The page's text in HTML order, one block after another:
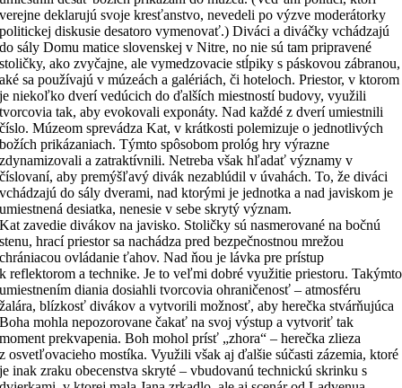
verejne deklarujú svoje kresťanstvo, nevedeli po výzve moderátorky
politickej diskusie desatoro vymenovať.) Diváci a diváčky vchádzajú
do sály Domu matice slovenskej v Nitre, no nie sú tam pripravené
stoličky, ako zvyčajne, ale vymedzovacie stĺpiky s páskovou zábranou,
aké sa používajú v múzeách a galériách, či hoteloch. Priestor, v ktorom
je niekoľko dverí vedúcich do ďalších miestností budovy, využili
tvorcovia tak, aby evokovali exponáty. Nad každé z dverí umiestnili
číslo. Múzeom sprevádza Kat, v krátkosti polemizuje o jednotlivých
božích prikázaniach. Týmto spôsobom prológ hry výrazne
zdynamizovali a zatraktívnili. Netreba však hľadať významy v
číslovaní, aby premýšľavý divák nezablúdil v úvahách. To, že diváci
vchádzajú do sály dverami, nad ktorými je jednotka a nad javiskom je
umiestnená desiatka, nenesie v sebe skrytý význam.
Kat zavedie divákov na javisko. Stoličky sú nasmerované na bočnú
stenu, hrací priestor sa nachádza pred bezpečnostnou mrežou
chrániacou ovládanie ťahov. Nad ňou je lávka pre prístup
k reflektorom a technike. Je to veľmi dobré využitie priestoru. Takýmto
umiestnením diania dosiahli tvorcovia ohraničenosť – atmosféru
žalára, blízkosť divákov a vytvorili možnosť, aby herečka stvárňujúca
Boha mohla nepozorovane čakať na svoj výstup a vytvoriť tak
moment prekvapenia. Boh mohol prísť „zhora“ – herečka zlieza
z osvetľovacieho mostíka. Využili však aj ďalšie súčasti zázemia, ktoré
je inak zraku obecenstva skryté – vbudovanú technickú skrinku s